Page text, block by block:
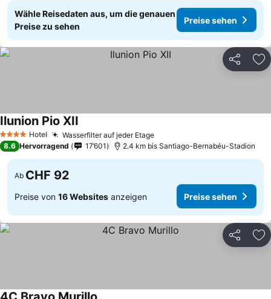
Wähle Reisedaten aus, um die genauen
Preise zu sehen
Preise sehen
Teilen
4 Sterne Hotel Wasserfilter auf jeder EtagePreise sehen
Ilunion Pio XII
8.6 Hervorragend 17’601 2.4 km bis Santiago-Bernabéu-Stadion
Ab CHF 92
Preise von 16 Websites anzeigen Preise sehen
Teilen